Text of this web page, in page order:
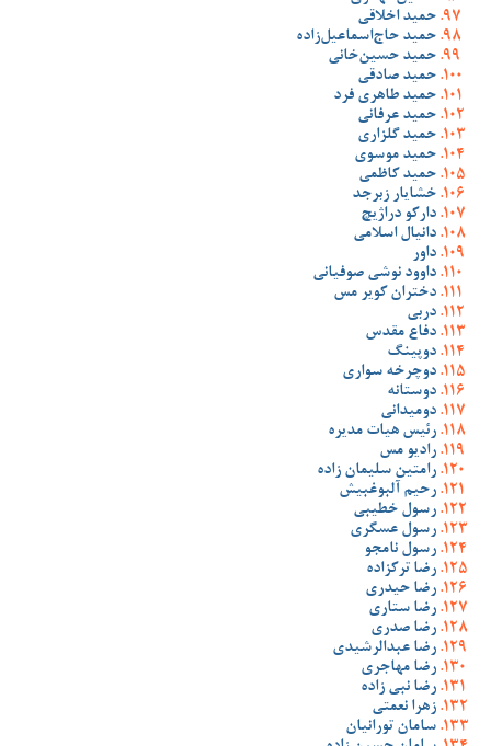
حمید اخلاقی
حمید حاج‌اسماعیل‌زاده
حمید حسین‌خانی
حمید صادقی
حمید طاهری فرد
حمید عرفانی
حمید گلزاری
حمید موسوی
حمید کاظمی
خشایار زبرجد
دارکو دراژیچ
دانیال اسلامی
داور
داوود نوشی صوفیانی
دختران کویر مس
دربی
دفاع مقدس
دوپینگ
دوچرخه سواری
دوستانه
دومیدانی
رئیس هیات مدیره
رادیو مس
رامتین سلیمان زاده
رحیم آلبوغبیش
رسول خطیبی
رسول عسگری
رسول نامجو
رضا ترکزاده
رضا حیدری
رضا ستاری
رضا صدری
رضا عبدالرشیدی
رضا مهاجری
رضا نبی زاده
زهرا نعمتی
سامان تورانیان